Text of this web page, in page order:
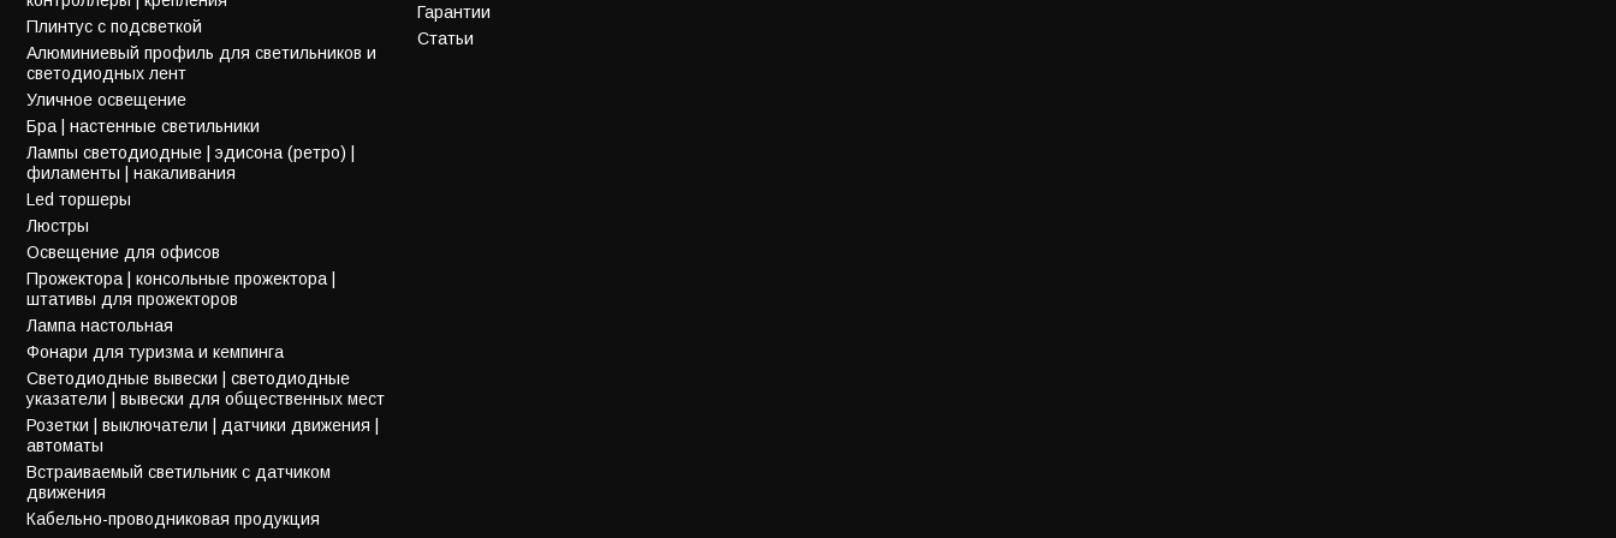
Плинтус с подсветкой
Алюминиевый профиль для светильников и
светодиодных лент
Уличное освещение
Бра | настенные светильники
Лампы светодиодные | эдисона (ретро) |
филаменты | накаливания
Led торшеры
Люстры
Освещение для офисов
Прожектора | консольные прожектора |
штативы для прожекторов
Лампа настольная
Фонари для туризма и кемпинга
Светодиодные вывески | светодиодные
указатели | вывески для общественных мест
Розетки | выключатели | датчики движения |
автоматы
Встраиваемый светильник с датчиком
движения
Кабельно-проводниковая продукция
Гарантии
Статьи